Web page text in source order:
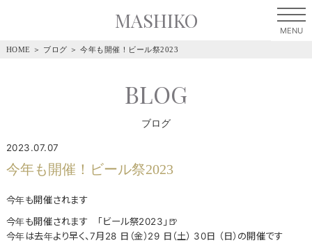
MASHIKO
HOME ＞ ブログ ＞今年も開催！ビール祭2023
BLOG
ブログ
2023.07.07
今年も開催！ビール祭2023
今年も開催されます
今年も開催されます ｢ビール祭2023｣🍺
今年は去年より早く、7月28 日（金）29 日（土） 30日 （日）の開催です